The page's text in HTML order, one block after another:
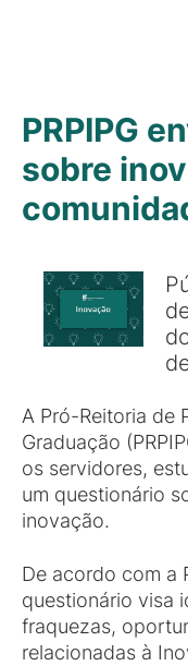
PRPIPG
sobre
A Pró-Reitoria de
Graduação
os servidores,
um questionário
inovação.
De acordo com a
questionário visa
fraquezas,
relacionadas à